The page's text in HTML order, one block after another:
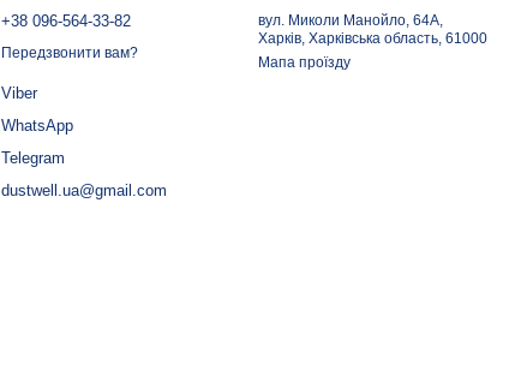
+38 096-564-33-82
Передзвонити вам?
Viber
WhatsApp
Telegram
dustwell.ua@gmail.com
вул. Миколи Манойло, 64А,
Харків, Харківська область, 61000
Мапа проїзду